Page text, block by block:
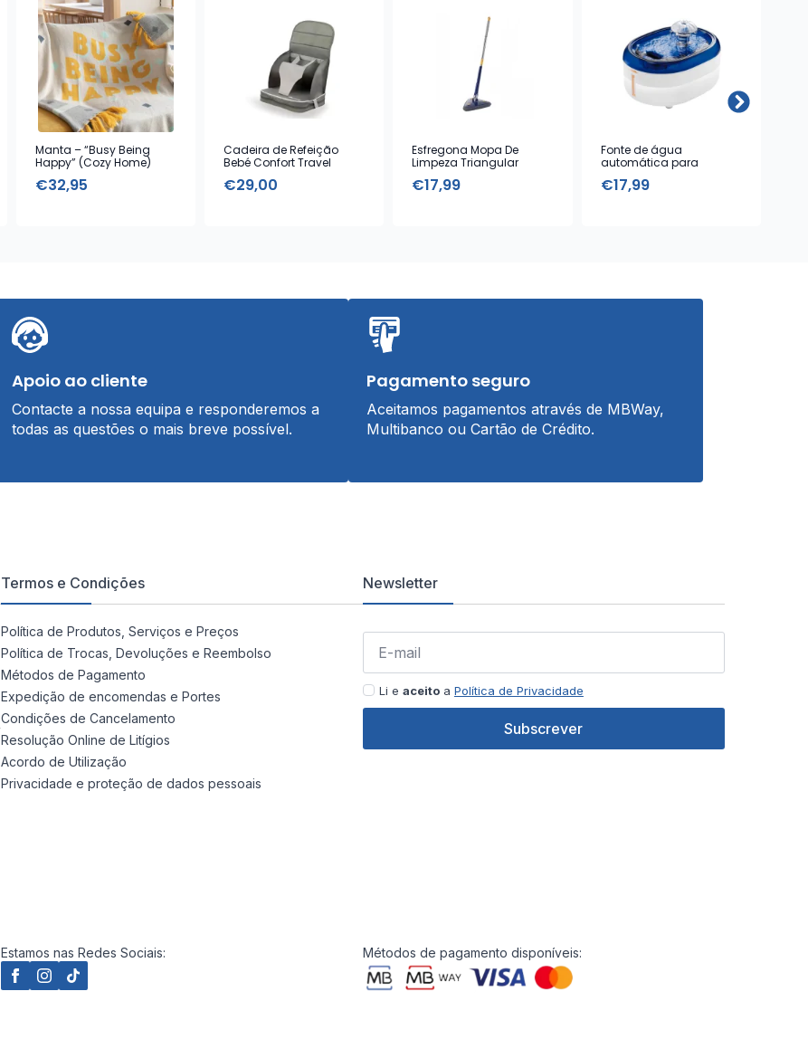
Manta – “Busy Being
Happy” (Cozy Home)
€32,95
Cadeira de Refeição
Bebé Confort Travel
€29,00
Esfregona Mopa De
Limpeza Triangular
€17,99
Fonte de água
automática para
€17,99
Apoio ao cliente
Contacte a nossa equipa e responderemos a
todas as questões o mais breve possível.
Pagamento seguro
Aceitamos pagamentos através de MBWay,
Multibanco ou Cartão de Crédito.
Termos e Condições
Política de Produtos, Serviços e Preços
Política de Trocas, Devoluções e Reembolso
Métodos de Pagamento
Expedição de encomendas e Portes
Condições de Cancelamento
Resolução Online de Litígios
Acordo de Utilização
Privacidade e proteção de dados pessoais
Newsletter
Li e aceitoa Política de Privacidade
Subscrever
Estamos nas Redes Sociais: Métodos de pagamento disponíveis: